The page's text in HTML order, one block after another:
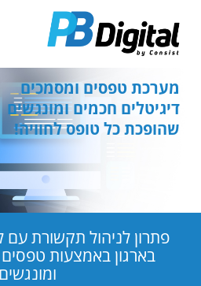
אנטר
מערכת טפסים ומסמכים
דיגיטלים חכמים ומונגשים
שהופכת כל טופס לחוויה!
פתרון לניהול תקשורת
בארגון באמצעות